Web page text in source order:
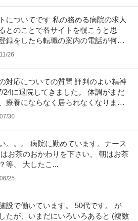
についてです 私の務める病院の求人
とのことで各サイトを覗こうと思
録をしたら転職の案内の電話が何度
26
対応についての質問 評判のよい精神
24に退院してきました。 体調がまだ
療養にならなく居られなくなりまし
30
。。。 病院に勤めています。ナース
お茶のおかわりを下さい、 朝はお茶
等、 大したこ...
25
設で働いています。 50代です。 が
たが、いまだにいろいろあると (複数